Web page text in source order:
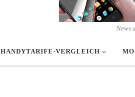
News
HANDYTARIFE-VERGLEICH